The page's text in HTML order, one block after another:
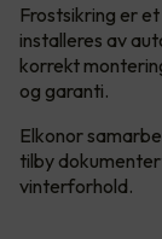
Frostsikring er
installeres av
korrekt
og garanti.
Elkonor
tilby
vinterforhold.